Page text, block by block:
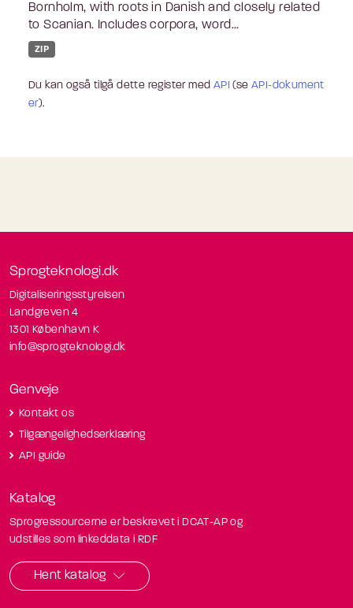
Bornholm, with roots in Danish and closely related
to Scanian. Includes corpora, word...
ZIP
Du kan også tilgå dette register med API (seAPI-dokument
er).
Sprogteknologi.dk
Digitaliseringsstyrelsen
Landgreven 4
1301 København K
info@sprogteknologi.dk
Genveje
Kontakt os
Tilgængelighedserklæring
API guide
Katalog
Sprogressourcerne er beskrevet i DCAT-AP og
udstilles som linkeddata i RDF
Hent katalog